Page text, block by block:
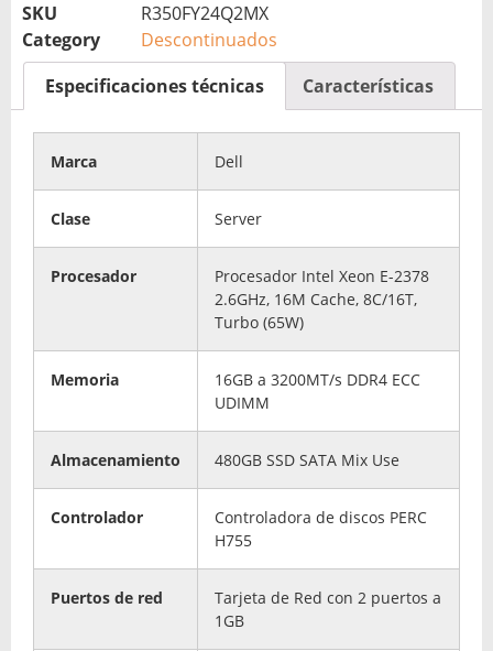
SKU
R350FY24Q2MX
Category
Descontinuados
Especificaciones técnicas
Características
Marca Dell
Clase Server
Procesador
Procesador Intel Xeon E-2378
2.6GHz, 16M Cache, 8C/16T,
Turbo (65W)
Memoria
16GB a 3200MT/s DDR4 ECC
UDIMM
Almacenamiento 480GB SSD SATA Mix Use
Controlador
Controladora de discos PERC
H755
Puertos de red
Tarjeta de Red con 2 puertos a
1GB